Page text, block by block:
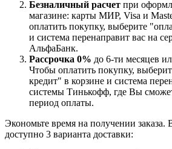
Безналичный расчет при
магазине: карты МИР, Visa и
оплатить покупку, выберите
и система перенаправит вас на
АльфаБанк.
Рассрочка 0% до 6-ти месяцев
Чтобы оплатить покупку,
кредит" в корзине и система
системы Тинькофф, где Вы
период оплаты.
Экономьте время на получении заказа.
доступно 3 варианта доставки: